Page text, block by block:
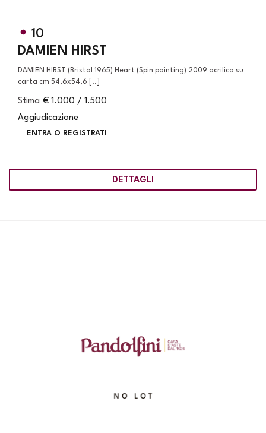
10
DAMIEN HIRST
DAMIEN HIRST (Bristol 1965) Heart (Spin painting) 2009 acrilico su
carta cm 54,6x54,6 [..]
Stima € 1.000 / 1.500
Aggiudicazione
ENTRA O REGISTRATI
DETTAGLI